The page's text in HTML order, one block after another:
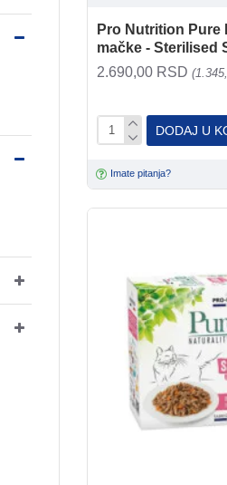
Pro Nutrition Pure
mačke - Sterilised
2.690,00 RSD
DODAJ U
Imate pitanja?